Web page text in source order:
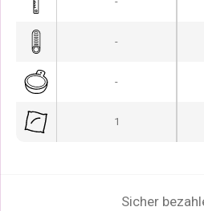
-
-
1
Sicher